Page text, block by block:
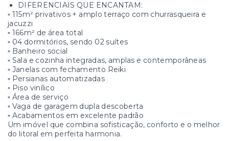
DIFERENCIAIS QUE ENCANTAM:
▫ 115m² privativos + amplo terraço com churrasqueira e
jacuzzi
▫ 166m² de área total
▫ 04 dormitórios, sendo 02 suítes
▫ Banheiro social
▫ Sala e cozinha integradas, amplas e contemporâneas
▫ Janelas com fechamento Reiki
▫ Persianas automatizadas
▫ Piso vinílico
▫ Área de serviço
▫ Vaga de garagem dupla descoberta
▫ Acabamentos em excelente padrão
Um imóvel que combina sofisticação, conforto e o melhor
do litoral em perfeita harmonia.